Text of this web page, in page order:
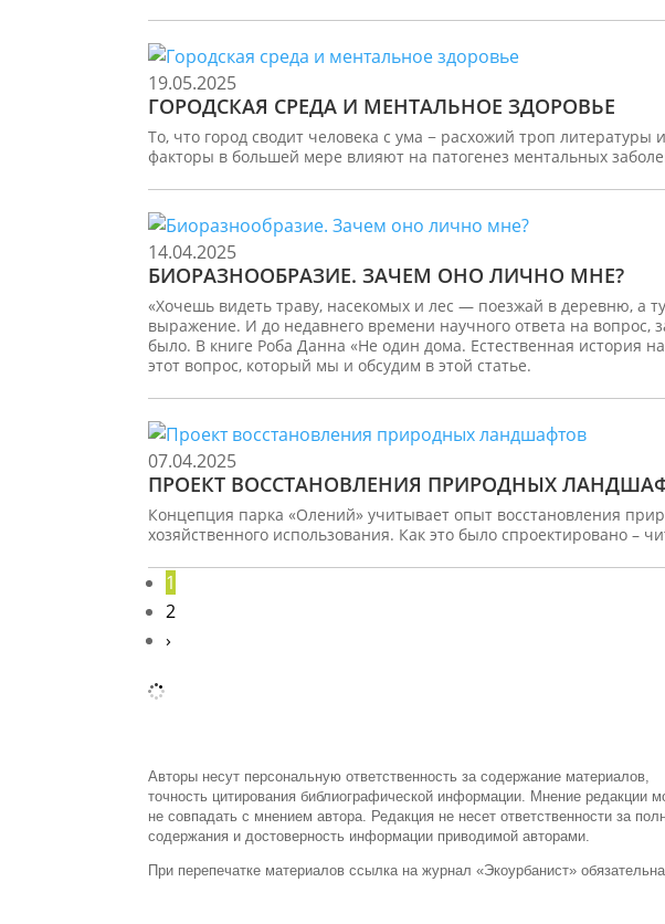
19.05.2025
ГОРОДСКАЯ СРЕДА И МЕНТАЛЬНОЕ ЗДОРОВЬЕ
То, что город сводит человека с ума − расхожий троп
факторы в большей мере влияют на патогенез ментальных
14.04.2025
БИОРАЗНООБРАЗИЕ. ЗАЧЕМ ОНО ЛИЧНО МНЕ?
«Хочешь видеть траву, насекомых и лес — поезжай в деревню, а
выражение. И до недавнего времени научного ответа на вопрос,
было. В книге Роба Данна «Не один дома. Естественная история
этот вопрос, который мы и обсудим в этой статье.
07.04.2025
ПРОЕКТ ВОССТАНОВЛЕНИЯ ПРИРОДНЫХ
Концепция парка «Олений» учитывает опыт восстановления
хозяйственного использования. Как это было спроектировано –
1
2
›
Авторы несут персональную ответственность за содержание материалов,
точность цитирования библиографической информации. Мнение редакции
не совпадать с мнением автора. Редакция не несет ответственности за
содержания и достоверность информации приводимой авторами.
При перепечатке материалов ссылка на журнал «Экоурбанист»